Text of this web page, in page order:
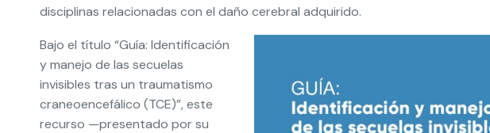
disciplinas relacionadas con el daño cerebral adquirido.
Bajo el título “Guía: Identificación
y manejo de las secuelas
invisibles tras un traumatismo
craneoencefálico (TCE)”, este
recurso —presentado por su